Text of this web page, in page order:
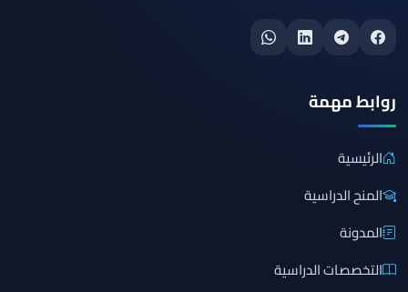
روابط مهمة
الرئيسية
المنح الدراسية
المدونة
التخصصات الدراسية